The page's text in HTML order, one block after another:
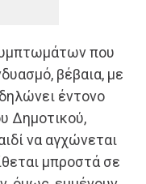
που
βέβαια, με
έντονο
Δημοτικού,
να αγχώνεται
μπροστά σε